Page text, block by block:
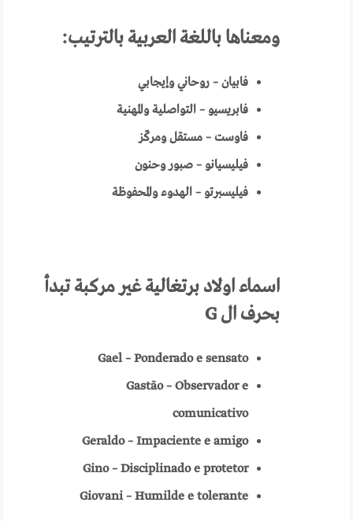
ومعناها باللغة العربية بالترتيب:
فابيان – روحاني وإيجابي
فابريسيو – التواصلية والمهنية
فاوست – مستقل ومركّز
فيليسيانو – صبور وحنون
فيليسبرتو – الهدوء والمحفوظة
اسماءاولاد برتغاليةغير مركبة تبدأ
بحرف الG
Gael – Ponderado e sensato
Gastão – Observador e
comunicativo
Geraldo – Impaciente e amigo
Gino – Disciplinado e protetor
Giovani – Humilde e tolerante